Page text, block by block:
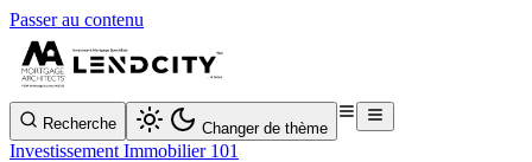
Passer au contenu
Recherche Changer de thème
Investissement Immobilier 101